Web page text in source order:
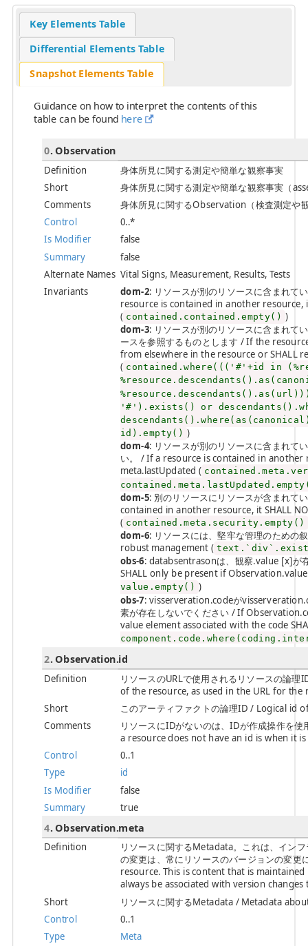
Key Elements Table
Differential Elements Table
Snapshot Elements Table
Guidance on how to interpret the contents of this
table can be found here
0. Observation
Definition 身体所見に関する測定や簡単な観察事実
Short 身体所見に関する測定や簡単な観察事実（
Comments
身体所見に関するObservation（検査測定や
Control
0..*
Is Modifier
false
Summary
false
Alternate Names Vital Signs, Measurement, Results, Tests
Invariants
dom-2: リソースが別のリソースに含まれて
resource is contained in another resource,
( contained.contained.empty() )
dom-3: リソースが別のリソースに含まれて
ースを参照するものとします / If the
from elsewhere in the resource or SHALL
( contained.where((('#'+id in
'#').exists() or
id).empty() )
dom-4: リソースが別のリソースに含まれ
い。 / If a resource is contained in another
meta.lastUpdated (
dom-5: 別のリソースにリソースが含まれて
contained in another resource, it SHALL
( contained.meta.security.empty()
dom-6: リソースには、堅牢な管理のため
robust management (
obs-6: databsentrasonは、観察.value [x]が
SHALL only be present if
value.empty() )
obs-7: visserveration.codeが
素が存在しないでください / If
value element associated with the code
2. Observation.id
Definition
リソースのURLで使用されるリソースの論
of the resource, as used in the URL for the
Short
このアーティファクトの論理ID / Logical id
Comments
リソースにIDがないのは、IDが作成操作を
a resource does not have an id is when it
Control
0..1
Type
id
Is Modifier
false
Summary
true
4. Observation.meta
Definition
リソースに関するMetadata。これは、イン
の変更は、常にリソースのバージョンの変
resource. This is content that is
always be associated with version
Short
リソースに関するMetadata / Metadata
Control
0..1
Type
Meta